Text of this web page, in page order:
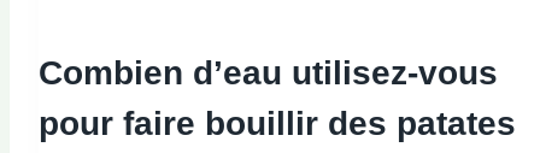
Combien d’eau utilisez-vous
pour faire bouillir des patates